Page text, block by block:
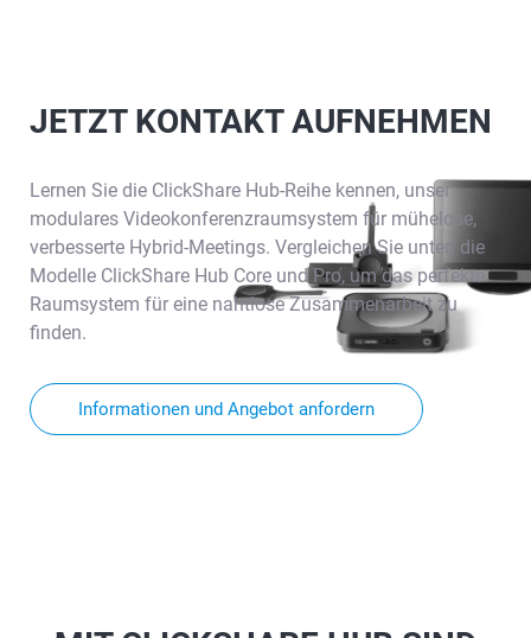
JETZT KONTAKT AUFNEHMEN
Lernen Sie die ClickShare Hub-Reihe kennen, unser
modulares Videokonferenzraumsystem für mühelose,
verbesserte Hybrid-Meetings. Vergleichen Sie unten die
Modelle ClickShare Hub Core und Pro, um das perfekte
Raumsystem für eine nahtlose Zusammenarbeit zu
finden.
Informationen und Angebot anfordern